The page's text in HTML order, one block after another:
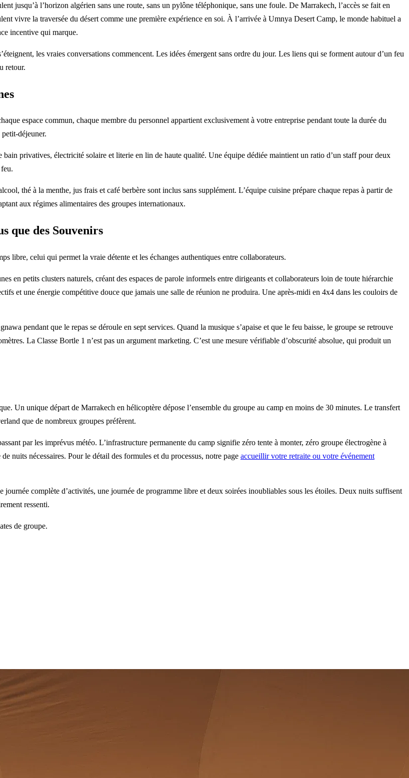
jusqu’à l’horizon algérien sans une route, sans un pylône téléphonique, sans une foule. De Marrakech, l’accès se fait en
vivre la traversée du désert comme une première expérience en soi. À l’arrivée à Umnya Desert Camp, le monde habituel a
incentive qui marque.
les vraies conversations commencent. Les idées émergent sans ordre du jour. Les liens qui se forment autour d’un feu
retour.
espace commun, chaque membre du personnel appartient exclusivement à votre entreprise pendant toute la durée du
déjeuner.
bain privatives, électricité solaire et literie en lin de haute qualité. Une équipe dédiée maintient un ratio d’un staff pour deux
thé à la menthe, jus frais et café berbère sont inclus sans supplément. L’équipe cuisine prépare chaque repas à partir de
aux régimes alimentaires des groupes internationaux.
que des Souvenirs
libre, celui qui permet la vraie détente et les échanges authentiques entre collaborateurs.
en petits clusters naturels, créant des espaces de parole informels entre dirigeants et collaborateurs loin de toute hiérarchie
et une énergie compétitive douce que jamais une salle de réunion ne produira. Une après-midi en 4x4 dans les couloirs de
pendant que le repas se déroule en sept services. Quand la musique s’apaise et que le feu baisse, le groupe se retrouve
La Classe Bortle 1 n’est pas un argument marketing. C’est une mesure vérifiable d’obscurité absolue, qui produit un
Un unique départ de Marrakech en hélicoptère dépose l’ensemble du groupe au camp en moins de 30 minutes. Le transfert
que de nombreux groupes préfèrent.
par les imprévus météo. L’infrastructure permanente du camp signifie zéro tente à monter, zéro groupe électrogène à
nuits nécessaires. Pour le détail des formules et du processus, notre page accueillir votre retraite ou votre événement
complète d’activités, une journée de programme libre et deux soirées inoubliables sous les étoiles. Deux nuits suffisent
ressenti.
de groupe.